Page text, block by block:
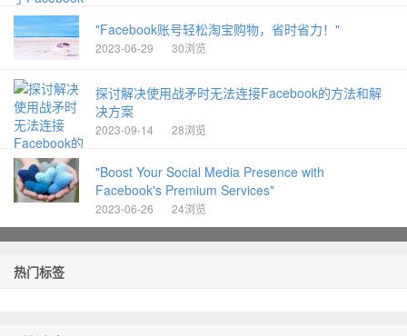
"Facebook账号轻松淘宝购物，省时省力！"
2023-06-29 30浏览
探讨解决使用战矛时无法连接Facebook的方法和解
决方案
2023-09-14 28浏览
"Boost Your Social Media Presence with
Facebook's Premium Services"
2023-06-26 24浏览
热门标签